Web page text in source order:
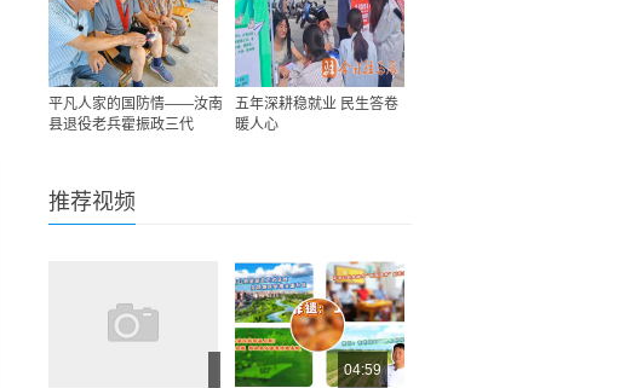
平凡人家的国防情——汝南
县退役老兵霍振政三代
五年深耕稳就业 民生答卷
暖人心
推荐视频
04:59